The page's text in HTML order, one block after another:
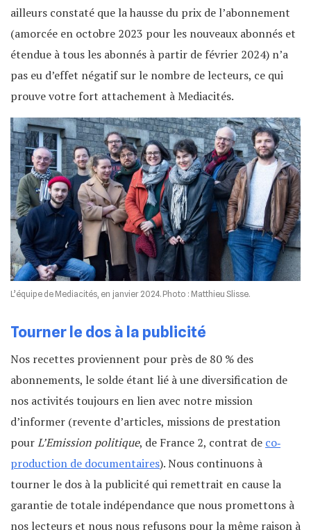
ailleurs constaté que la hausse du prix de l’abonnement
(amorcée en octobre 2023 pour les nouveaux abonnés et
étendue à tous les abonnés à partir de février 2024) n’a
pas eu d’effet négatif sur le nombre de lecteurs, ce qui
prouve votre fort attachement à Mediacités.
L’équipe de Mediacités, en janvier 2024. Photo : Matthieu Slisse.
Tourner le dos à la publicité
Nos recettes proviennent pour près de 80 % des
abonnements, le solde étant lié à une diversification de
nos activités toujours en lien avec notre mission
d’informer (revente d’articles, missions de prestation
pourL’Emission politique, de France 2, contrat de co‐
production de documentaires). Nous continuons à
tourner le dos à la publicité qui remettrait en cause la
garantie de totale indépendance que nous promettons à
nos lecteurs et nous nous refusons pour la même raison à